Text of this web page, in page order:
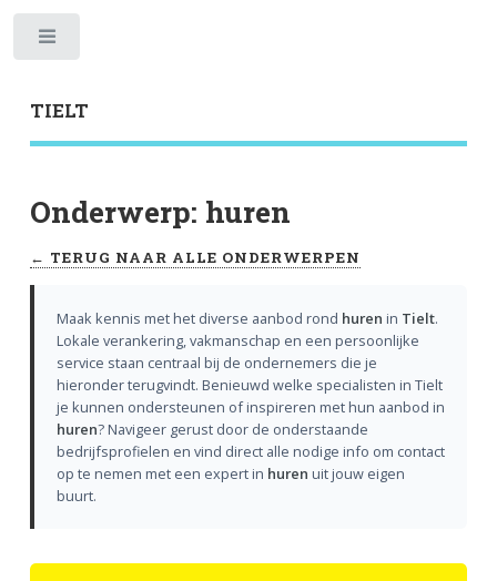
TIELT
Onderwerp: huren
← TERUG NAAR ALLE ONDERWERPEN
Maak kennis met het diverse aanbod rond huren in Tielt.
Lokale verankering, vakmanschap en een persoonlijke
service staan centraal bij de ondernemers die je
hieronder terugvindt. Benieuwd welke specialisten in Tielt
je kunnen ondersteunen of inspireren met hun aanbod in
huren? Navigeer gerust door de onderstaande
bedrijfsprofielen en vind direct alle nodige info om contact
op te nemen met een expert in huren uit jouw eigen
buurt.